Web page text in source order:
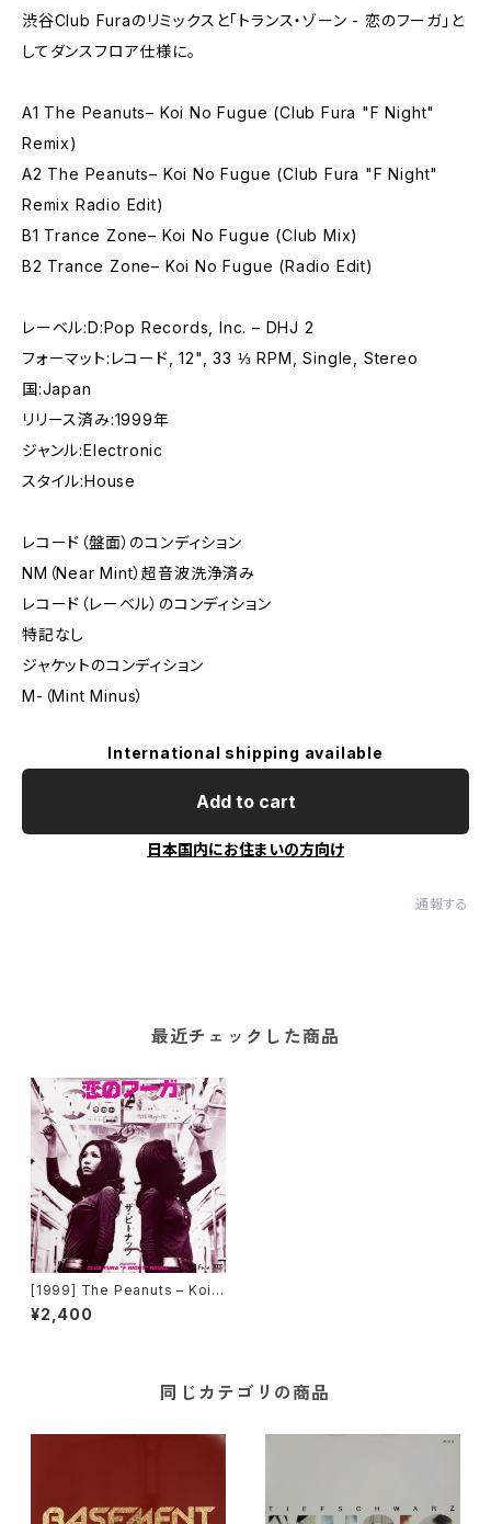
渋谷Club Furaのリミックスと「トランス・ゾーン - 恋のフーガ」と
してダンスフロア仕様に。
A1 The Peanuts– Koi No Fugue (Club Fura "F Night"
Remix)
A2 The Peanuts– Koi No Fugue (Club Fura "F Night"
Remix Radio Edit)
B1 Trance Zone– Koi No Fugue (Club Mix)
B2 Trance Zone– Koi No Fugue (Radio Edit)
レーベル:D:Pop Records, Inc. – DHJ 2
フォーマット:レコード, 12", 33 ⅓ RPM, Single, Stereo
国:Japan
リリース済み:1999年
ジャンル:Electronic
スタイル:House
レコード（盤面）のコンディション
NM（Near Mint）超音波洗浄済み
レコード（レーベル）のコンディション
特記なし
ジャケットのコンディション
M-（Mint Minus）
International shipping available
Add to cart
日本国内にお住まいの方向け
通報する
最近チェックした商品
[1999] The Peanuts – Koi
No Fugue [D:Pop Records,
Inc]
¥2,400
同じカテゴリの商品